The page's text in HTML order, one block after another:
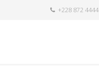
+228 872 4444